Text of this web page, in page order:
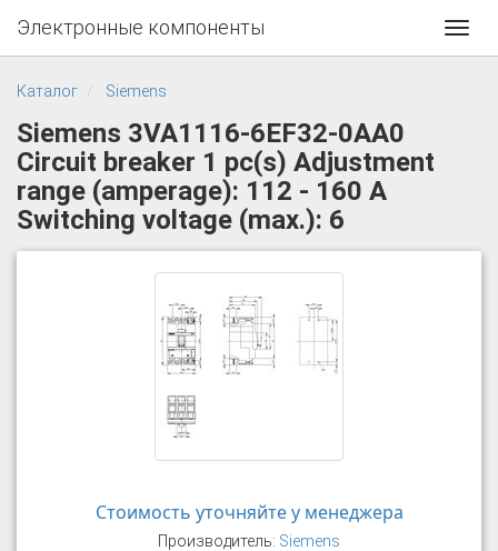
Электронные компоненты
Каталог Siemens
Siemens 3VA1116-6EF32-0AA0
Circuit breaker 1 pc(s) Adjustment
range (amperage): 112 - 160 A
Switching voltage (max.): 6
Стоимость уточняйте у менеджера
Производитель: Siemens